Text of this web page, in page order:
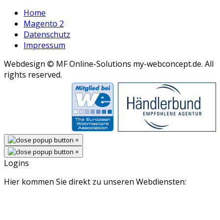
Home
Magento 2
Datenschutz
Impressum
Webdesign © MF Online-Solutions my-webconcept.de. All
rights reserved.
×
×
Logins
Hier kommen Sie direkt zu unseren Webdiensten: